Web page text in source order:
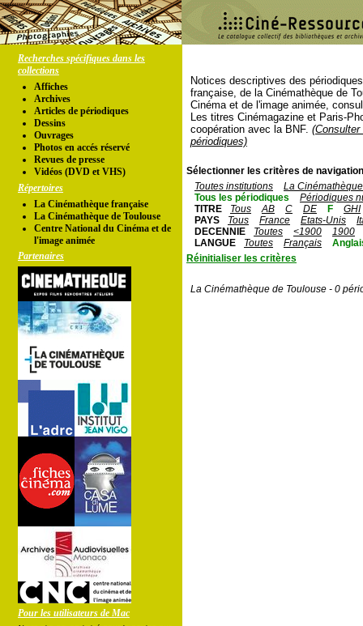
Recherches spécifiques dans les
collections
Affiches
Archives
Articles de périodiques
Dessins
Ouvrages
Photos en accés réservé
Revues de presse
Vidéos (DVD et VHS)
Répertoires
La Cinémathèque française
La Cinémathèque de Toulouse
Centre National du Cinéma et de
l'image animée
Partenaires
Pour les utilisateurs de Mac
Notices descriptives des
française, de la Cinémathèque de
Cinéma et de l'image animée,
Les titres Cinémagazine et Paris-
coopération avec la BNF.
périodiques)
Sélectionner les critères de
Toutes institutions
La
Tous les périodiques
Périodiques
TITRE
Tous AB C DE F
GHI
PAYS
Tous France Etats-Unis
DECENNIE
Toutes <1900
1900
LANGUE
Toutes Français
Réinitialiser les critères
La Cinémathèque de Toulouse - 0